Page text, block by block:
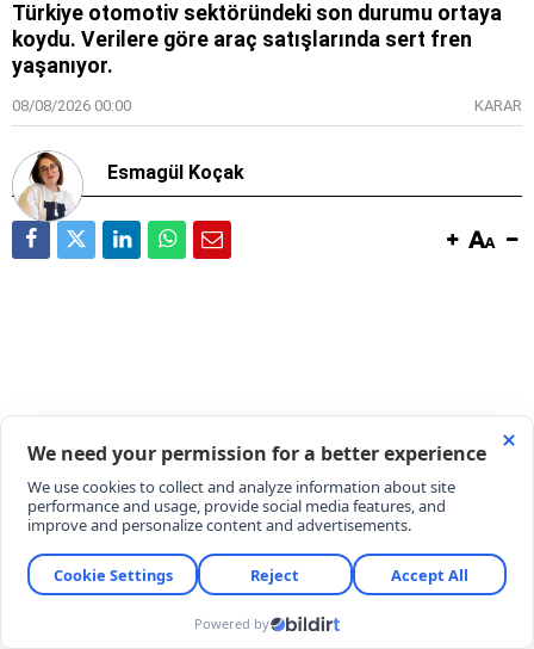
Türkiye otomotiv sektöründeki son durumu ortaya
koydu. Verilere göre araç satışlarında sert fren
yaşanıyor.
08/08/2026 00:00 KARAR
Esmagül Koçak